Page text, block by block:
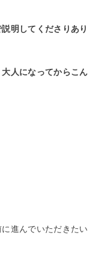
明してくださりあり
人になってからこん
進んでいただきたい